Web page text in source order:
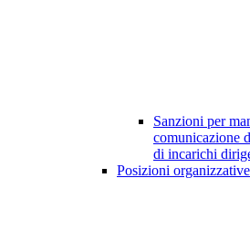
Sanzioni per
comunicazione
di incarichi
Posizioni organizzative